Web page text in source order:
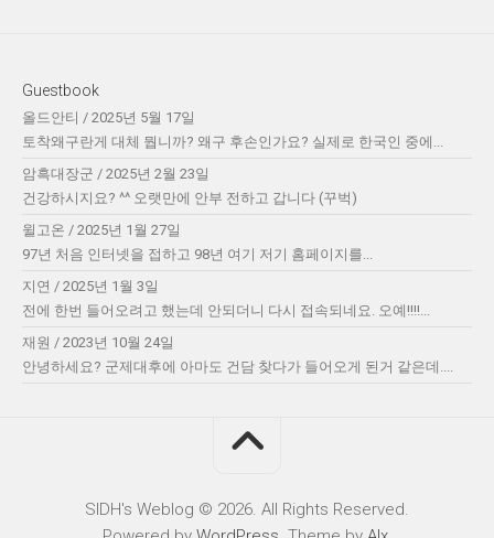
Guestbook
올드안티 / 2025년 5월 17일
토착왜구란게 대체 뭡니까? 왜구 후손인가요? 실제로 한국인 중에...
암흑대장군 / 2025년 2월 23일
건강하시지요? ^^ 오랫만에 안부 전하고 갑니다 (꾸벅)
윌고온 / 2025년 1월 27일
97년 처음 인터넷을 접하고 98년 여기 저기 홈페이지를...
지연 / 2025년 1월 3일
전에 한번 들어오려고 했는데 안되더니 다시 접속되네요. 오예!!!!...
재원 / 2023년 10월 24일
안녕하세요? 군제대후에 아마도 건담 찾다가 들어오게 된거 같은데....
SIDH′s Weblog © 2026. All Rights Reserved.